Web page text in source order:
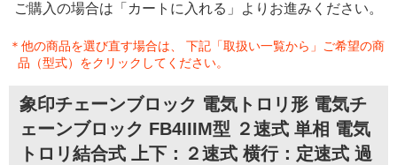
ご購入の場合は「カートに入れる」よりお進みください。
＊他の商品を選び直す場合は、 下記「取扱い一覧から」ご希望の商
品（型式）をクリックしてください。
象印チェーンブロック 電気トロリ形 電気チ
ェーンブロック FB4IIIM型 ２速式 単相 電気
トロリ結合式 上下：２速式 横行：定速式 過